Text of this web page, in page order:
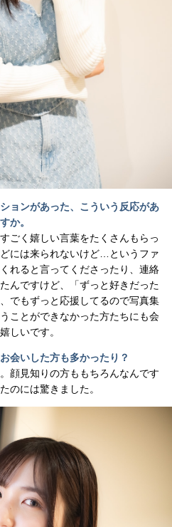
ョンがあった、こういう反応があ
か。
ごく嬉しい言葉をたくさんもらっ
には来られないけど…というファ
れると言ってくださったり、連絡
んですけど、「ずっと好きだった
でもずっと応援してるので写真集
ことができなかった方たちにも会
しいです。
会いした方も多かったり？
顔見知りの方ももちろんなんです
のには驚きました。